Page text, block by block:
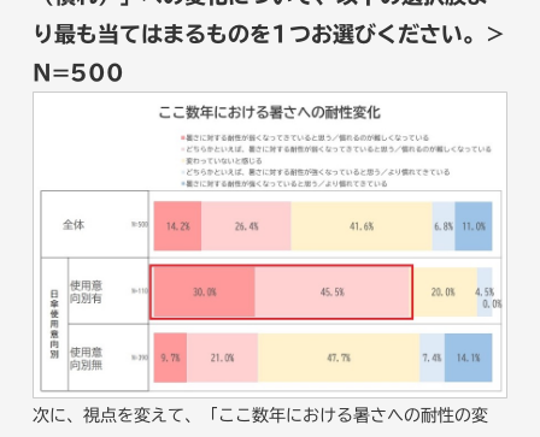
り最も当てはまるものを1つお選びください。＞
N=500
次に、視点を変えて、「ここ数年における暑さへの耐性の変